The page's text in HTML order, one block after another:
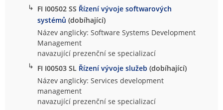
↳ FI I00502 SS Řízení vývoje softwarových
systémů (dobíhající)
Název anglicky: Software Systems Development
Management
navazující prezenční se specializací
↳ FI I00503 SL Řízení vývoje služeb (dobíhající)
Název anglicky: Services development
management
navazující prezenční se specializací